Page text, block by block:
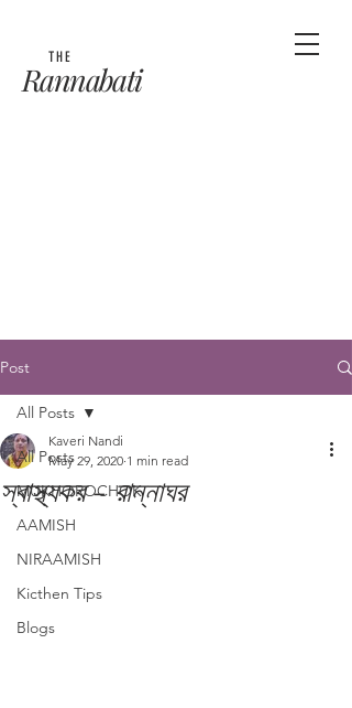
THE
Rannabati
Post
All Posts
MUKHOROCHOK
AAMISH
NIRAAMISH
Kicthen Tips
Blogs
All Posts
স্বাস্থ্যকর - রান্নাঘর
Kaveri Nandi
May 29, 2020 1 min read